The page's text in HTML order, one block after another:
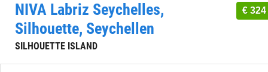
€ 324
NIVA Labriz Seychelles,
Silhouette, Seychellen
SILHOUETTE ISLAND